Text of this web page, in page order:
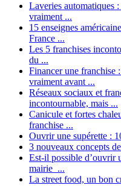
Laveries automatiques
vraiment ...
15 enseignes
France ...
Les 5 franchises
du ...
Financer une franchise
vraiment avant ...
Réseaux sociaux et
incontournable, mais ...
Canicule et fortes
franchise ...
Ouvrir une supérette :
3 nouveaux concepts
Est-il possible d’ouvrir
mairie ...
La street food, un bon